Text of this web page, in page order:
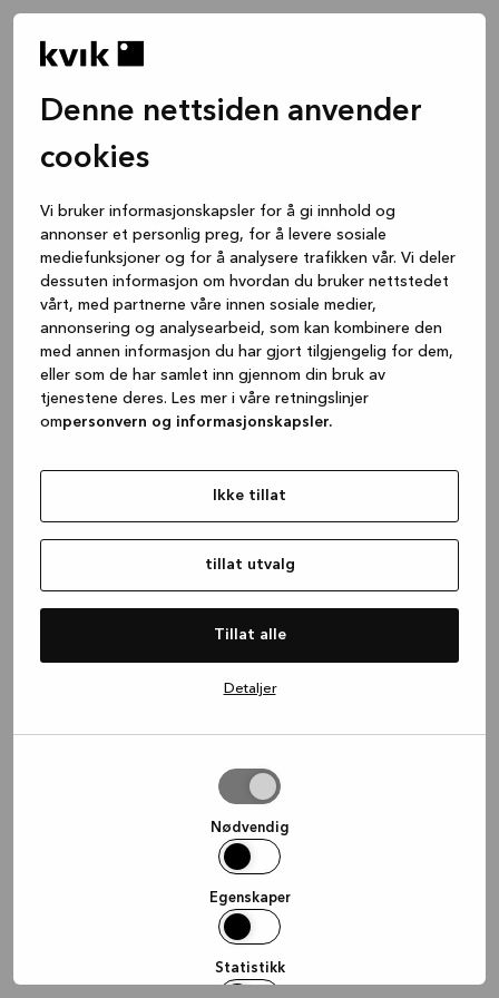
Denne nettsiden anvender
cookies
Vi bruker informasjonskapsler for å gi innhold og
annonser et personlig preg, for å levere sosiale
mediefunksjoner og for å analysere trafikken vår. Vi deler
dessuten informasjon om hvordan du bruker nettstedet
vårt, med partnerne våre innen sosiale medier,
annonsering og analysearbeid, som kan kombinere den
med annen informasjon du har gjort tilgjengelig for dem,
eller som de har samlet inn gjennom din bruk av
tjenestene deres. Les mer i våre retningslinjer
ompersonvern og informasjonskapsler.
Ikke tillat
tillat utvalg
Tillat alle
Detaljer
Nødvendig
Egenskaper
Statistikk
(see the browser console for more
information).